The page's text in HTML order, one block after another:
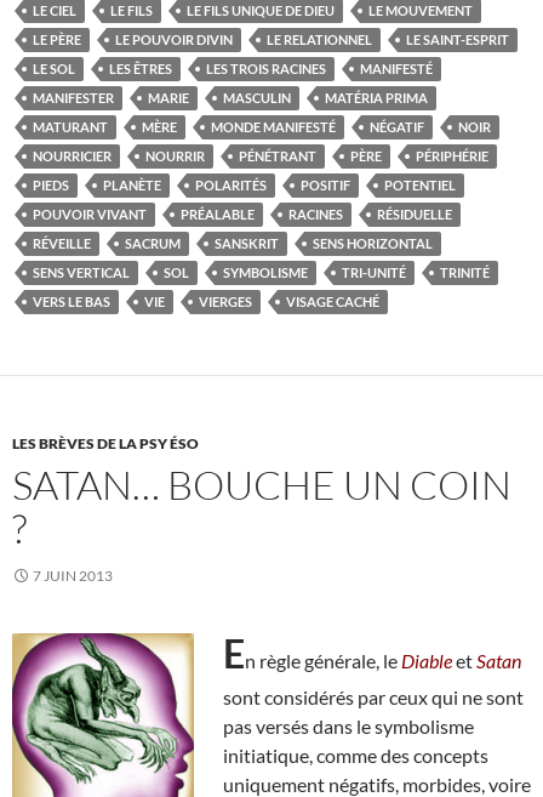
LE CIEL
LE FILS LE FILS UNIQUE DE DIEU
LE MOUVEMENT
LE PÈRE
LE POUVOIR DIVIN LE RELATIONNEL
LE SAINT-ESPRIT
LE SOL
LES ÊTRES LES TROIS RACINES
MANIFESTÉ
MANIFESTER
MARIE MASCULIN
MATÉRIA PRIMA
MATURANT
MÈRE MONDE MANIFESTÉ NÉGATIF
NOIR
NOURRICIER
NOURRIR PÉNÉTRANT PÈRE
PÉRIPHÉRIE
PIEDS
PLANÈTE POLARITÉS POSITIF
POTENTIEL
POUVOIR VIVANT
PRÉALABLE RACINES
RÉSIDUELLE
RÉVEILLE
SACRUM SANSKRIT
SENS HORIZONTAL
SENS VERTICAL
SOL SYMBOLISME TRI-UNITÉ
TRINITÉ
VERS LE BAS
VIE VIERGES VISAGE CACHÉ
LES BRÈVES DE LA PSY ÉSO
SATAN… BOUCHE UN COIN
?
7 JUIN 2013
En règle générale, le Diableet Satan
sont considérés par ceux qui ne sont
pas versés dans le symbolisme
initiatique, comme des concepts
uniquement négatifs, morbides, voire